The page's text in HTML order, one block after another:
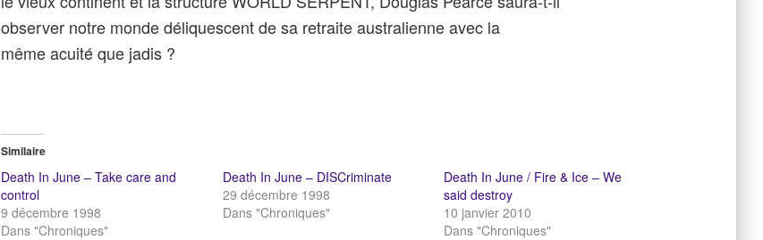
observer notre monde déliquescent de sa retraite australienne avec la
même acuité que jadis ?
Similaire
Death In June – Take care and
control
9 décembre 1998
Dans "Chroniques"
Death In June – DISCriminate
29 décembre 1998
Dans "Chroniques"
Death In June / Fire & Ice – We
said destroy
10 janvier 2010
Dans "Chroniques"